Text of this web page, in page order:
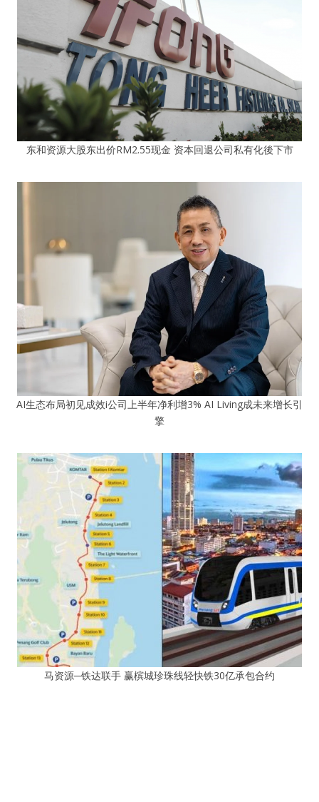
东和资源大股东出价RM2.55现金 资本回退公司私有化後下市
AI生态布局初见成效i公司上半年净利增3% AI Living成未来增长引
擎
马资源─铁达联手 赢槟城珍珠线轻快铁30亿承包合约